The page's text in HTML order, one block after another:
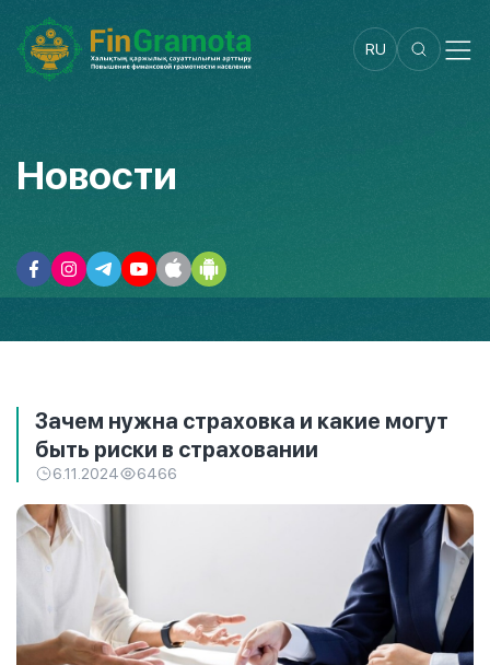
RU
Новости
Зачем нужна страховка и какие могут
быть риски в страховании
6.11.2024 6466